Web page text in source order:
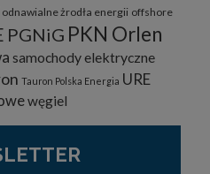
odnawialne żrodła energii offshore
PGNiG PKN Orlen
samochody elektryczne
Tauron Polska Energia URE
węgiel